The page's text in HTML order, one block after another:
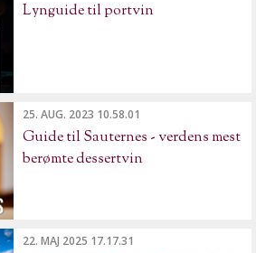
Lynguide til portvin
25. AUG. 2023 10.58.01
Guide til Sauternes - verdens mest
berømte dessertvin
22. MAJ 2025 17.17.31